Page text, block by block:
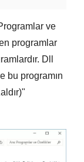
ve
programlar
Dll
bu programın
"